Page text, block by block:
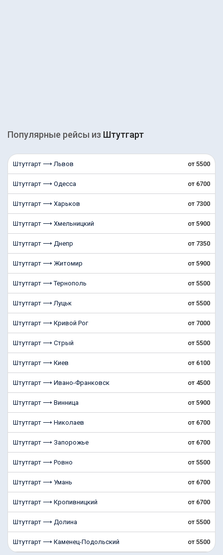
Популярные рейсы из Штутгарт
Штутгарт ⟶ Львов от 5500
Штутгарт ⟶ Одесса от 6700
Штутгарт ⟶ Харьков от 7300
Штутгарт ⟶ Хмельницкий от 5900
Штутгарт ⟶ Днепр от 7350
Штутгарт ⟶ Житомир от 5900
Штутгарт ⟶ Тернополь от 5500
Штутгарт ⟶ Луцьк от 5500
Штутгарт ⟶ Кривой Рог от 7000
Штутгарт ⟶ Стрый от 5500
Штутгарт ⟶ Киев от 6100
Штутгарт ⟶ Ивано-Франковск от 4500
Штутгарт ⟶ Винница от 5900
Штутгарт ⟶ Николаев от 6700
Штутгарт ⟶ Запорожье от 6700
Штутгарт ⟶ Ровно от 5500
Штутгарт ⟶ Умань от 6700
Штутгарт ⟶ Кропивницкий от 6700
Штутгарт ⟶ Долина от 5500
Штутгарт ⟶ Каменец-Подольский от 5500